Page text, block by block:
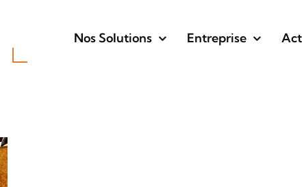
Nos Solutions Entreprise